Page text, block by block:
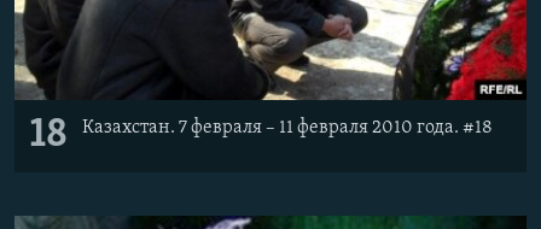
18 Казахстан. 7 февраля – 11 февраля 2010 года. #18